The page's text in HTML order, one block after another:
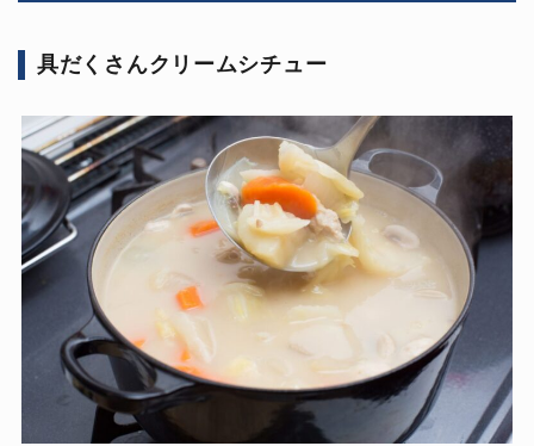
具だくさんクリームシチュー